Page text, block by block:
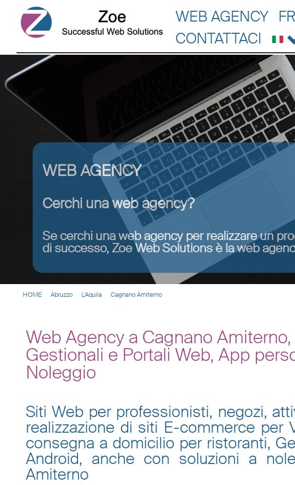
WEB AGENCY
CONTATTACI
WEB AGENCY
Cerchi una web agency?
Se cerchi una web agency per realizzare un
di successo, Zoe Web Solutions è la web
HOME Abruzzo L'Aquila Cagnano Amiterno
Web Agency a Cagnano
Gestionali e Portali Web, App
Noleggio
Siti Web per professionisti, negozi,
realizzazione di siti E-commerce per
consegna a domicilio per ristoranti,
Android, anche con soluzioni a
Amiterno